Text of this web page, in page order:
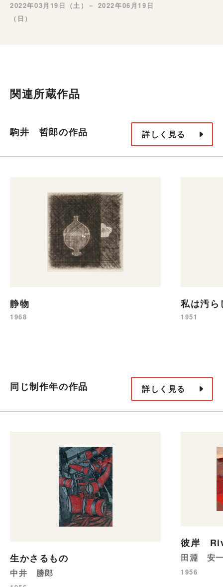
2022年03月19日（土）－ 2022年06月19日
（日）
関連所蔵作品
駒井 哲郎の作品 詳しく見る
静物
1968
私は汚ら
1951
同じ制作年の作品 詳しく見る
生かさるもの
中井 勝郎
彼岸
田淵 安
1956